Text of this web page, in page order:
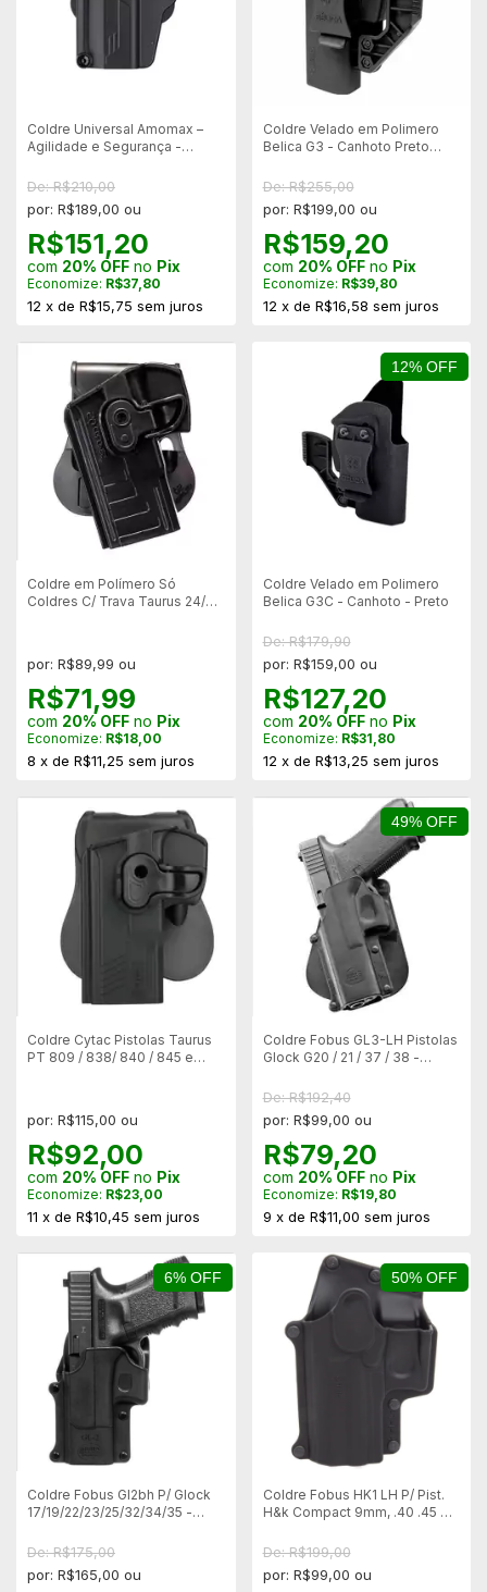
Coldre Universal Amomax –
Agilidade e Segurança -
De: R$210,00
por: R$189,00 ou
R$151,20
com 20% OFF no Pix
Economize: R$37,80
12 x de R$15,75 sem juros
Coldre Velado em Polimero
Belica G3 - Canhoto Preto
De: R$255,00
por: R$199,00 ou
R$159,20
com 20% OFFno Pix
Economize: R$39,80
12 x de R$16,58 sem juros
Coldre em Polímero Só
Coldres C/ Trava Taurus 24/7 -
por: R$89,99 ou
R$71,99
com 20% OFF no Pix
Economize: R$18,00
8 x de R$11,25 sem juros
12% OFF
Coldre Velado em Polimero
Belica G3C - Canhoto - Preto
De: R$179,90
por: R$159,00 ou
R$127,20
com 20% OFFno Pix
Economize: R$31,80
12 x de R$13,25 sem juros
Coldre Cytac Pistolas Taurus
PT 809 / 838/ 840 / 845 e
por: R$115,00 ou
R$92,00
com 20% OFF no Pix
Economize: R$23,00
11 x de R$10,45 sem juros
49% OFF
Coldre Fobus GL3-LH Pistolas
Glock G20 / 21 / 37 / 38 -
De: R$192,40
por: R$99,00 ou
R$79,20
com 20% OFFno Pix
Economize: R$19,80
9 x de R$11,00 sem juros
6% OFF
Coldre Fobus Gl2bh P/ Glock
17/19/22/23/25/32/34/35 -
De: R$175,00
por: R$165,00 ou
50% OFF
Coldre Fobus HK1 LH P/ Pist.
H&k Compact 9mm, .40 .45 e
De: R$199,00
por: R$99,00 ou